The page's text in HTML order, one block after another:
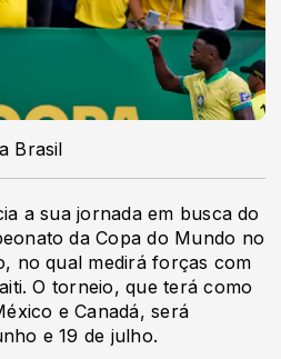
Brasil
a sua jornada em busca do
da Copa do Mundo no
no qual medirá forças com
O torneio, que terá como
e Canadá, será
e 19 de julho.